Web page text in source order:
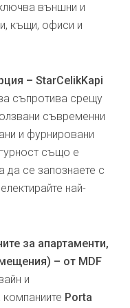
външни и
къщи, офиси и
– StarCelikKapi
съпротива срещу
съвременни
и фурнировани
също е
да се запознаете с
най-
за апартаменти,
– от MDF
и
Porta